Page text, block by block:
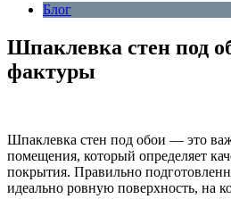
Блог
Шпаклевка стен под
фактуры
Шпаклевка стен под обои — это
помещения, который определяет
покрытия. Правильно
идеально ровную поверхность, на